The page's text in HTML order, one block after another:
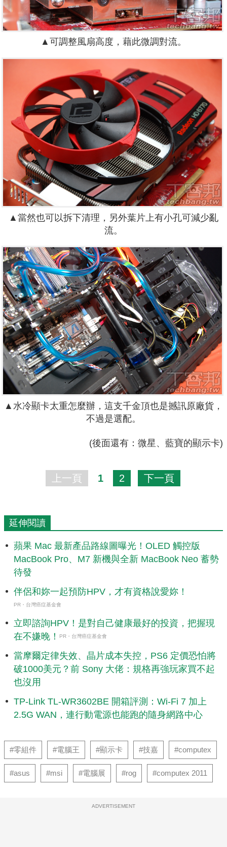
▲可調整風扇高度，藉此微調對流。
▲當然也可以拆下清理，另外葉片上有小孔可減少亂
流。
▲水冷顯卡太重怎麼辦，這支千金頂也是撼訊原廠貨，
不過是選配。
(後面還有：微星、藍寶的顯示卡)
上一頁 1 2 下一頁
延伸閱讀
蘋果 Mac 最新產品路線圖曝光！OLED 觸控版
MacBook Pro、M7 新機與全新 MacBook Neo 蓄勢
待發
伴侶和妳一起預防HPV，才有資格說愛妳！
PR・台灣癌症基金會
立即諮詢HPV！是對自己健康最好的投資，把握現
在不嫌晚！
PR・台灣癌症基金會
當摩爾定律失效、晶片成本失控，PS6 定價恐怕將
破1000美元？前 Sony 大佬：規格再強玩家買不起
也沒用
TP-Link TL-WR3602BE 開箱評測：Wi-Fi 7 加上
2.5G WAN，連行動電源也能跑的隨身網路中心
#零組件 #電腦王 #顯示卡 #技嘉 #computex
#asus #msi #電腦展 #rog #computex 2011
ADVERTISEMENT